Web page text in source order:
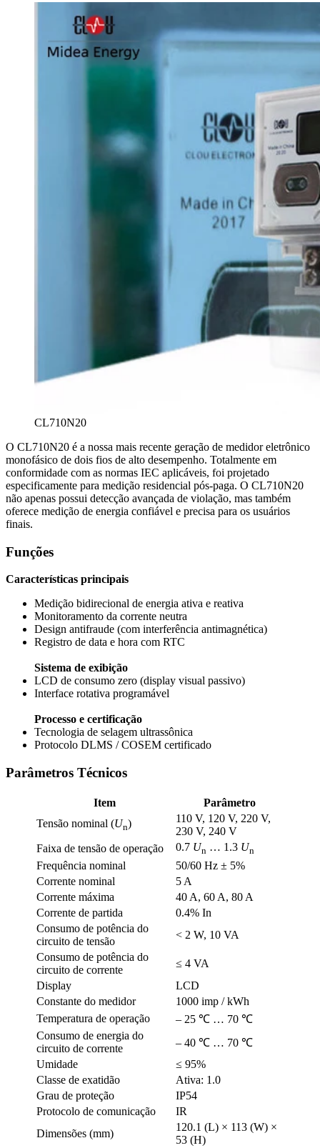
CL710N20
O CL710N20 é a nossa mais recente geração de medidor eletrônico
monofásico de dois fios de alto desempenho. Totalmente em
conformidade com as normas IEC aplicáveis, foi projetado
especificamente para medição residencial pós-paga. O CL710N20
não apenas possui detecção avançada de violação, mas também
oferece medição de energia confiável e precisa para os usuários
finais.
Funções
Características principais
Medição bidirecional de energia ativa e reativa
Monitoramento da corrente neutra
Design antifraude (com interferência antimagnética)
Registro de data e hora com RTC
Sistema de exibição
LCD de consumo zero (display visual passivo)
Interface rotativa programável
Processo e certificação
Tecnologia de selagem ultrassônica
Protocolo DLMS / COSEM certificado
Parâmetros Técnicos
Item
Parâmetro
Tensão nominal (Un)
110 V, 120 V, 220 V,
230 V, 240 V
Faixa de tensão de operação
0.7 Un … 1.3 Un
Frequência nominal
50/60 Hz ± 5%
Corrente nominal
5 A
Corrente máxima
40 A, 60 A, 80 A
Corrente de partida
0.4% In
Consumo de potência do
circuito de tensão
< 2 W, 10 VA
Consumo de potência do
circuito de corrente
≤ 4 VA
Display
LCD
Constante do medidor
1000 imp / kWh
Temperatura de operação
– 25 ℃ … 70 ℃
Consumo de energia do
circuito de corrente
– 40 ℃ … 70 ℃
Umidade
≤ 95%
Classe de exatidão
Ativa: 1.0
Grau de proteção
IP54
Protocolo de comunicação
IR
Dimensões (mm)
120.1 (L) × 113 (W) ×
53 (H)